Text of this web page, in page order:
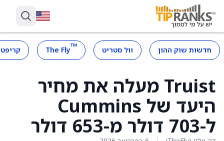
חדשות שוק ההון וול סטריט ™
The Fly
Truist מעלה את מחיר
היעד של Cummins
ל-703 דולר מ-653 דולר